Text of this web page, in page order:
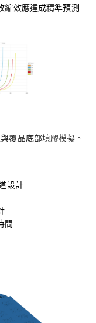
縮效應達成精準預測
覆晶底部填膠模擬。
設計
間